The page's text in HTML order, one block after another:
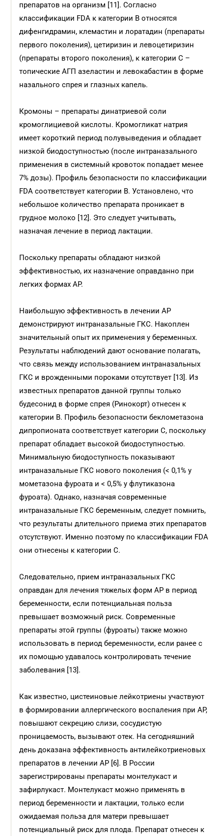
препаратов на организм [11]. Согласно
классификации FDA к категории В относятся
дифенгидрамин, клемастин и лоратадин (препараты
первого поколения), цетиризин и левоцетиризин
(препараты второго поколения), к категории С –
топические АГП азеластин и левокабастин в форме
назального спрея и глазных капель.
Кромоны – препараты динатриевой соли
кромоглициевой кислоты. Кромогликат натрия
имеет короткий период полувыведения и обладает
низкой биодоступностью (после интраназального
применения в системный кровоток попадает менее
7% дозы). Профиль безопасности по классификации
FDA соответствует категории В. Установлено, что
небольшое количество препарата проникает в
грудное молоко [12]. Это следует учитывать,
назначая лечение в период лактации.
Поскольку препараты обладают низкой
эффективностью, их назначение оправданно при
легких формах АР.
Наибольшую эффективность в лечении АР
демонстрируют интраназальные ГКС. Накоплен
значительный опыт их применения у беременных.
Результаты наблюдений дают основание полагать,
что связь между использованием интраназальных
ГКС и врожденными пороками отсутствует [13]. Из
известных препаратов данной группы только
будесонид в форме спрея (Ринокорт) отнесен к
категории В. Профиль безопасности беклометазона
дипропионата соответствует категории С, поскольку
препарат обладает высокой биодоступностью.
Минимальную биодоступность показывают
интраназальные ГКС нового поколения (< 0,1% у
мометазона фуроата и < 0,5% у флутиказона
фуроата). Однако, назначая современные
интраназальные ГКС беременным, следует помнить,
что результаты длительного приема этих препаратов
отсутствуют. Именно поэтому по классификации FDA
они отнесены к категории С.
Следовательно, прием интраназальных ГКС
оправдан для лечения тяжелых форм АР в период
беременности, если потенциальная польза
превышает возможный риск. Современные
препараты этой группы (фуроаты) также можно
использовать в период беременности, если ранее с
их помощью удавалось контролировать течение
заболевания [13].
Как известно, цистеиновые лейкотриены участвуют
в формировании аллергического воспаления при АР,
повышают секрецию слизи, сосудистую
проницаемость, вызывают отек. На сегодняшний
день доказана эффективность антилейкотриеновых
препаратов в лечении АР [6]. В России
зарегистрированы препараты монтелукаст и
зафирлукаст. Монтелукаст можно применять в
период беременности и лактации, только если
ожидаемая польза для матери превышает
потенциальный риск для плода. Препарат отнесен к